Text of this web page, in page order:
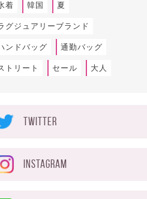
着 韓国 夏
グジュアリーブランド
ンドバッグ 通勤バッグ
トリート セール 大人
TWITTER
INSTAGRAM